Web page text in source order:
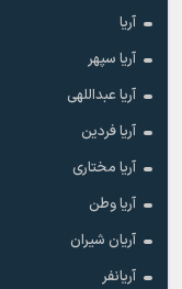
آریا
آریا سپهر
آریا عبداللهی
آریا فردین
آریا مختاری
آریا وطن
آریان شیران
آریانفر